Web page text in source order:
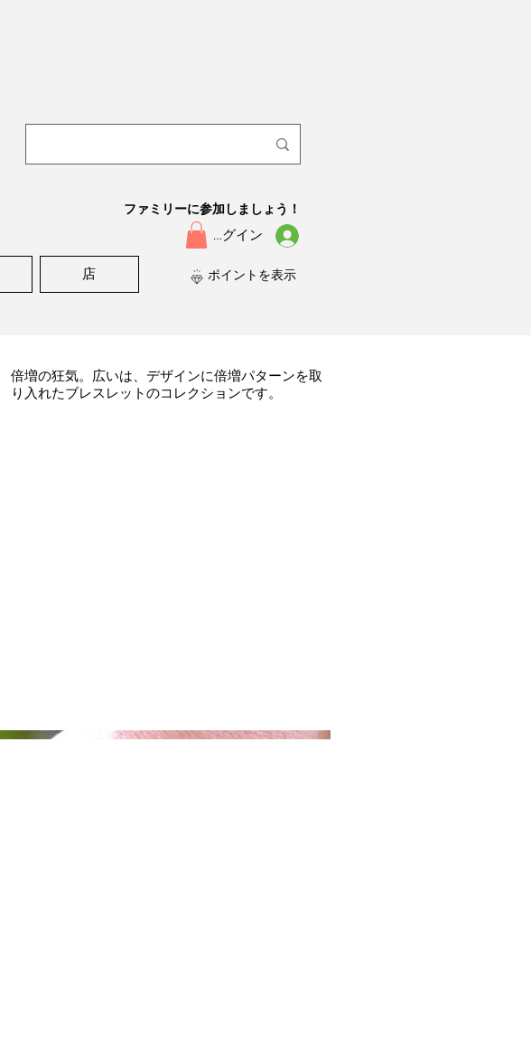
ファミリーに参加しましょう！
店
ログイン
ポイントを表示
倍増の狂気。広いは、デザインに倍増パターンを取
り入れたブレスレットのコレクションです。